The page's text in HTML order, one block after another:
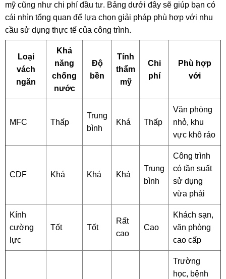
mỹ cũng như chi phí đầu tư. Bảng dưới đây sẽ giúp bạn có
cái nhìn tổng quan để lựa chọn giải pháp phù hợp với nhu
cầu sử dụng thực tế của công trình.
Loại
vách
ngăn
Khả
năng
chống
nước
Độ
bền
Tính
thẩm
mỹ
Chi
phí
Phù hợp
với
MFC Thấp
Trung
bình
Khá Thấp
Văn phòng
nhỏ, khu
vực khô ráo
CDF Khá Khá Khá
Trung
bình
Công trình
có tần suất
sử dụng
vừa phải
Kính
cường
lực
Tốt Tốt
Rất
cao
Cao
Khách sạn,
văn phòng
cao cấp
Trường
học, bệnh